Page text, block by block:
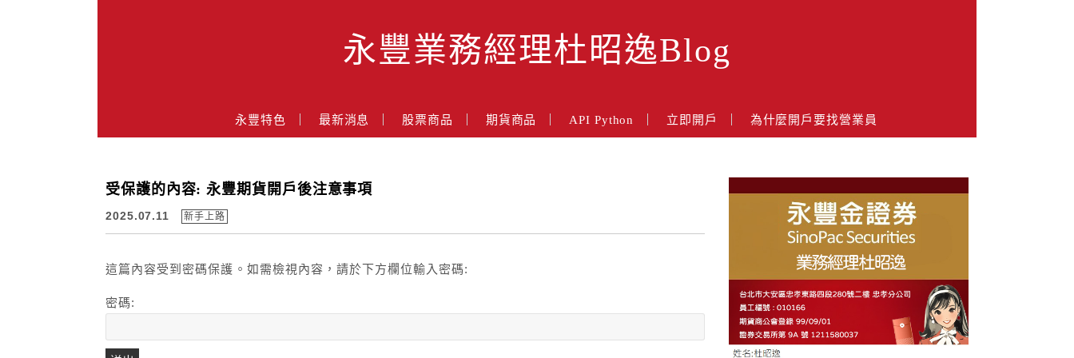
永豐業務經理杜昭逸Blog
永豐特色 最新消息 股票商品 期貨商品 API Python 立即開戶 為什麼開戶要找營業員
受保護的內容: 永豐期貨開戶後注意事項
2025.07.11 新手上路
這篇內容受到密碼保護。如需檢視內容，請於下方欄位輸入密碼:
密碼: